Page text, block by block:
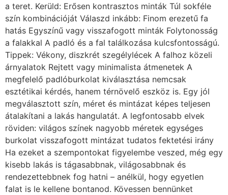
a teret. Kerüld: Erősen kontrasztos minták Túl sokféle
szín kombinációját Válaszd inkább: Finom erezetű fa
hatás Egyszínű vagy visszafogott minták Folytonosság
a falakkal A padló és a fal találkozása kulcsfontosságú.
Tippek: Vékony, diszkrét szegélylécek A falhoz közeli
árnyalatok Rejtett vagy minimalista átmenetek A
megfelelő padlóburkolat kiválasztása nemcsak
esztétikai kérdés, hanem térnövelő eszköz is. Egy jól
megválasztott szín, méret és mintázat képes teljesen
átalakítani a lakás hangulatát. A legfontosabb elvek
röviden: világos színek nagyobb méretek egységes
burkolat visszafogott mintázat tudatos fektetési irány
Ha ezeket a szempontokat figyelembe veszed, még egy
kisebb lakás is tágasabbnak, világosabbnak és
rendezettebbnek fog hatni – anélkül, hogy egyetlen
falat is le kellene bontanod. Kövessen bennünket